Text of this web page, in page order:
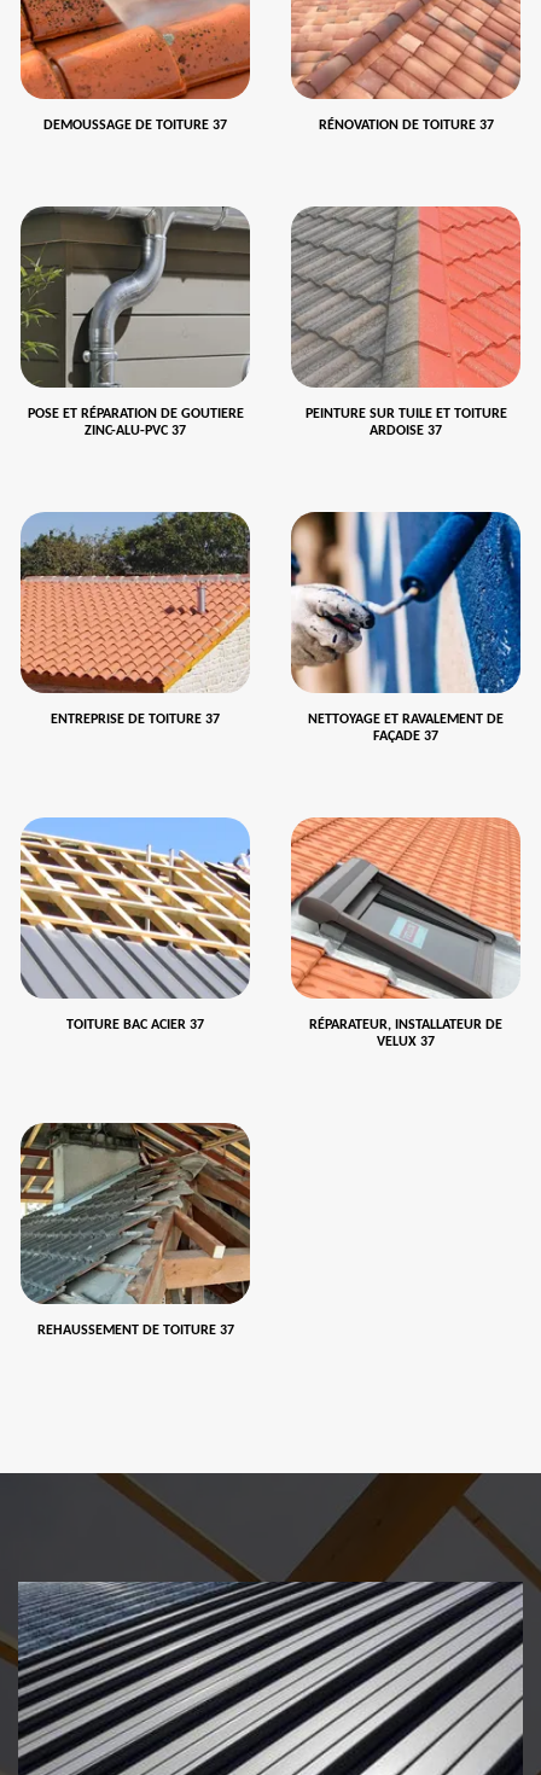
DEMOUSSAGE DE TOITURE 37 RÉNOVATION DE TOITURE 37
POSE ET RÉPARATION DE GOUTIERE
ZINC-ALU-PVC 37
PEINTURE SUR TUILE ET TOITURE
ARDOISE 37
ENTREPRISE DE TOITURE 37
NETTOYAGE ET RAVALEMENT DE
FAÇADE 37
TOITURE BAC ACIER 37
RÉPARATEUR, INSTALLATEUR DE
VELUX 37
REHAUSSEMENT DE TOITURE 37